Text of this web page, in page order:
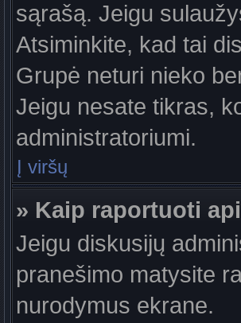
sąrašą. Jeigu
Atsiminkite, kad tai
Grupė neturi nieko
Jeigu nesate tikras,
administratoriumi.
Į viršų
» Kaip raportuoti
Jeigu diskusijų
pranešimo matysite
nurodymus ekrane.